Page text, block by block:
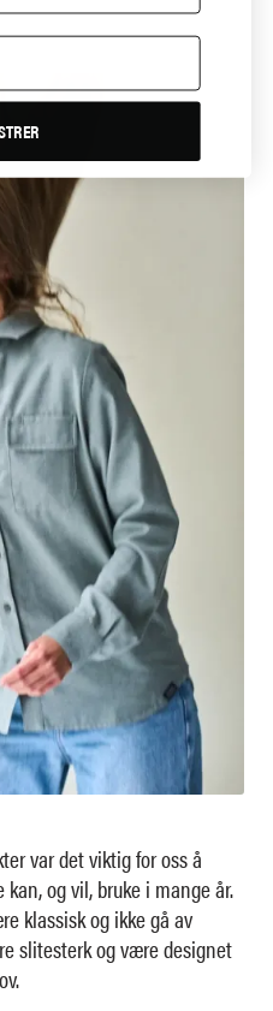
var det viktig for oss å
og vil, bruke i mange år.
klassisk og ikke gå av
slitesterk og være designet